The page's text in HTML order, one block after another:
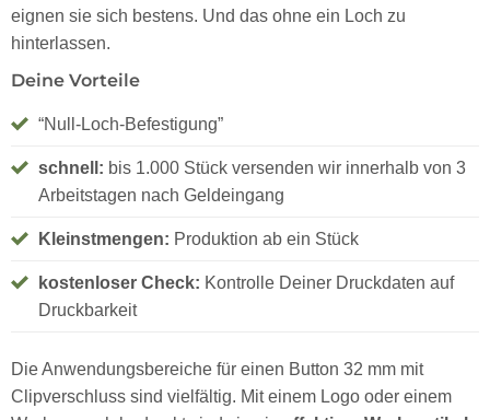
eignen sie sich bestens. Und das ohne ein Loch zu
hinterlassen.
Deine Vorteile
“Null-Loch-Befestigung”
schnell: bis 1.000 Stück versenden wir innerhalb von 3
Arbeitstagen nach Geldeingang
Kleinstmengen: Produktion ab ein Stück
kostenloser Check: Kontrolle Deiner Druckdaten auf
Druckbarkeit
Die Anwendungsbereiche für einen Button 32 mm mit
Clipverschluss sind vielfältig. Mit einem Logo oder einem